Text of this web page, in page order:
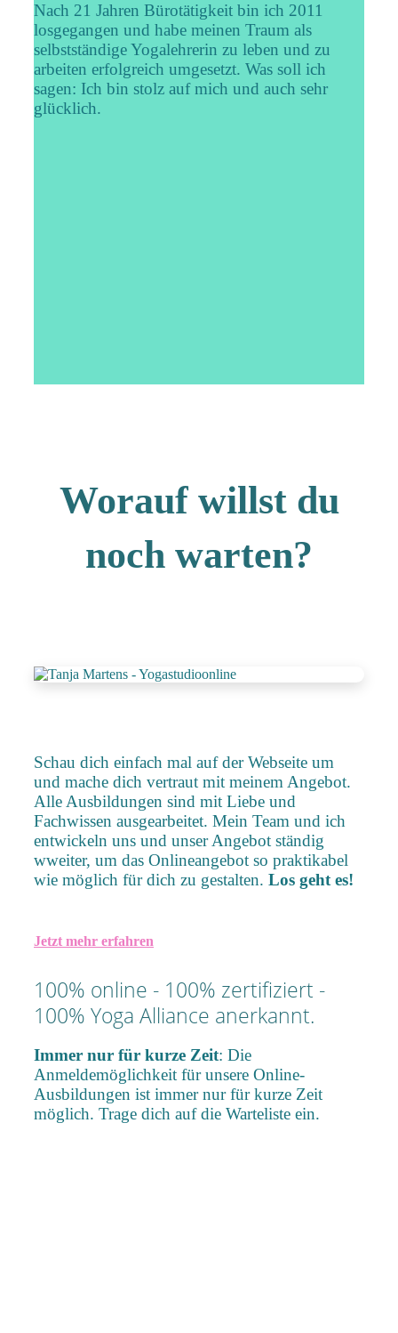
Nach 21 Jahren Bürotätigkeit bin ich 2011
losgegangen und habe meinen Traum als
selbstständige Yogalehrerin zu leben und zu
arbeiten erfolgreich umgesetzt. Was soll ich
sagen: Ich bin stolz auf mich und auch sehr
glücklich.
Worauf willst du
noch warten?
Schau dich einfach mal auf der Webseite um
und mache dich vertraut mit meinem Angebot.
Alle Ausbildungen sind mit Liebe und
Fachwissen ausgearbeitet. Mein Team und ich
entwickeln uns und unser Angebot ständig
wweiter, um das Onlineangebot so praktikabel
wie möglich für dich zu gestalten. Los geht es!
Jetzt mehr erfahren
100% online - 100% zertifiziert -
100% Yoga Alliance anerkannt.
Immer nur für kurze Zeit: Die
Anmeldemöglichkeit für unsere Online-
Ausbildungen ist immer nur für kurze Zeit
möglich. Trage dich auf die Warteliste ein.